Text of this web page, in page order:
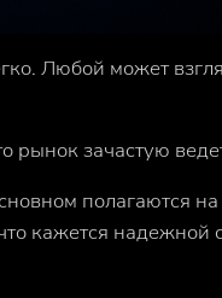
Любой может
рынок зачастую
полагаются
кажется надежной